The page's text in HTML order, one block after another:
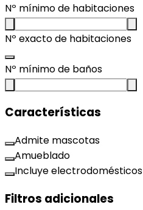
Nº mínimo de habitaciones
Nº exacto de habitaciones
Nº mínimo de baños
Características
Admite mascotas
Amueblado
Incluye electrodomésticos
Filtros adicionales